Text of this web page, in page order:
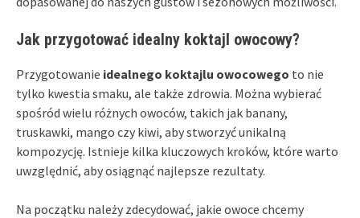
Jak przygotować idealny koktajl owocowy?
Przygotowanie idealnego koktajlu owocowego to nie
tylko kwestia smaku, ale także zdrowia. Można wybierać
spośród wielu różnych owoców, takich jak banany,
truskawki, mango czy kiwi, aby stworzyć unikalną
kompozycję. Istnieje kilka kluczowych kroków, które warto
uwzględnić, aby osiągnąć najlepsze rezultaty.
Na początku należy zdecydować, jakie owoce chcemy